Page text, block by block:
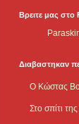
Βρειτε μας στο
Διαβαστηκαν
Ο Κώστας
Στο σπίτι